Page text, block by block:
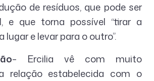
de resíduos, que pode ser
e que torna possível “tirar a
lugar e levar para o outro”.
– Ercilia vê com muito
relação estabelecida com o